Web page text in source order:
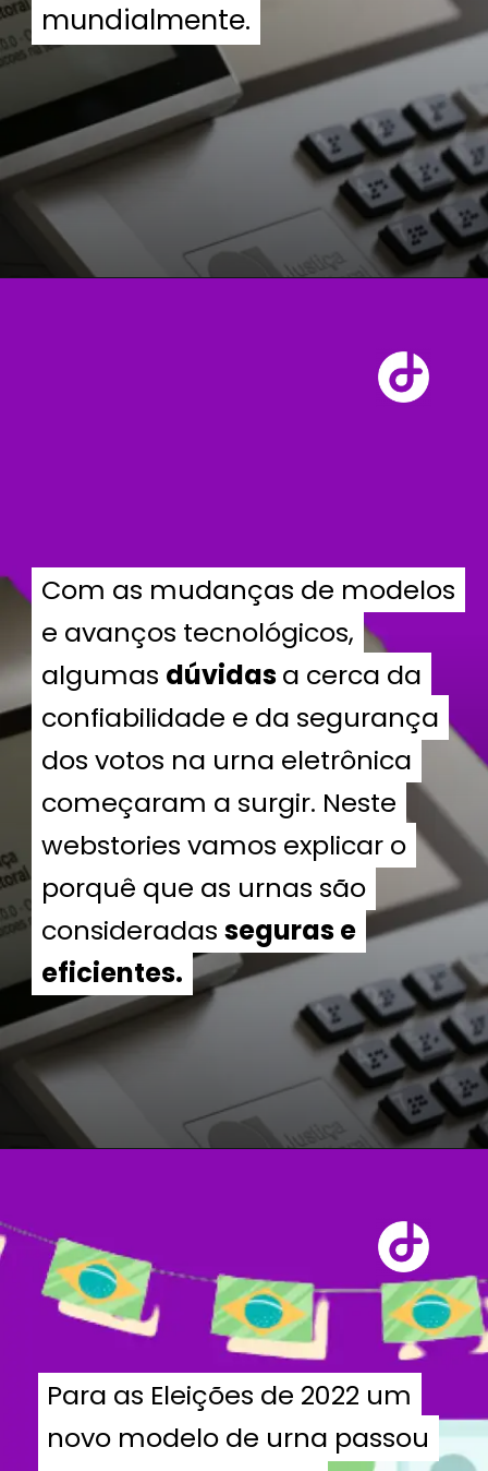
mundialmente.
mundialmente.
Com as mudanças de modelos
e avanços tecnológicos,
algumas dúvidas a cerca da
confiabilidade e da segurança
dos votos na urna eletrônica
começaram a surgir. Neste
webstories vamos explicar o
porquê que as urnas são
consideradasseguras e
eficientes.
Com as mudanças de modelos
e avanços tecnológicos,
algumas dúvidas a cerca da
confiabilidade e da segurança
dos votos na urna eletrônica
começaram a surgir. Neste
webstories vamos explicar o
porquê que as urnas são
consideradasseguras e
eficientes.
Para as Eleições de 2022 um
novo modelo de urna passou
Para as Eleições de 2022 um
novo modelo de urna passou